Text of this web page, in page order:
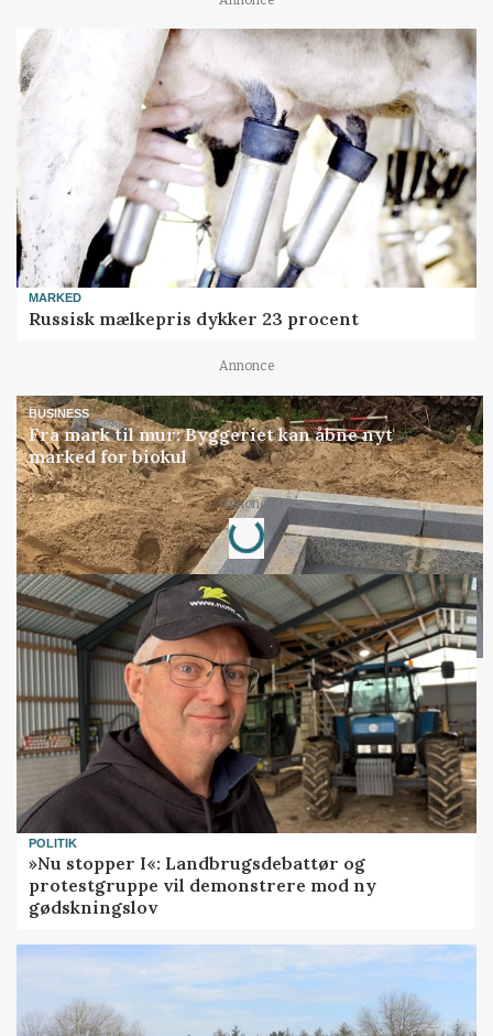
MARKED
Russisk mælkepris dykker 23 procent
Annonce
BUSINESS
Fra mark til mur: Byggeriet kan åbne nyt
marked for biokul
Annonce
Loading...
POLITIK
»Nu stopper I«: Landbrugsdebattør og
protestgruppe vil demonstrere mod ny
gødskningslov